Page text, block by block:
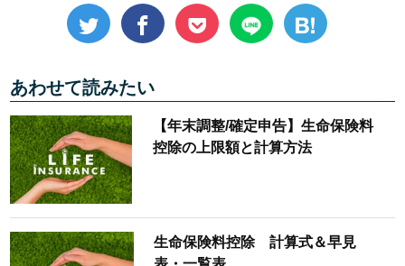
あわせて読みたい
【年末調整/確定申告】生命保険料
控除の上限額と計算方法
生命保険料控除 計算式＆早見